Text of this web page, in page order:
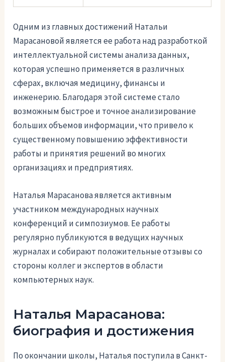
Одним из главных достижений Натальи
Марасановой является ее работа над разработкой
интеллектуальной системы анализа данных,
которая успешно применяется в различных
сферах, включая медицину, финансы и
инженерию. Благодаря этой системе стало
возможным быстрое и точное анализирование
больших объемов информации, что привело к
существенному повышению эффективности
работы и принятия решений во многих
организациях и предприятиях.
Наталья Марасанова является активным
участником международных научных
конференций и симпозиумов. Ее работы
регулярно публикуются в ведущих научных
журналах и собирают положительные отзывы со
стороны коллег и экспертов в области
компьютерных наук.
Наталья Марасанова:
биография и достижения
По окончании школы, Наталья поступила в Санкт-